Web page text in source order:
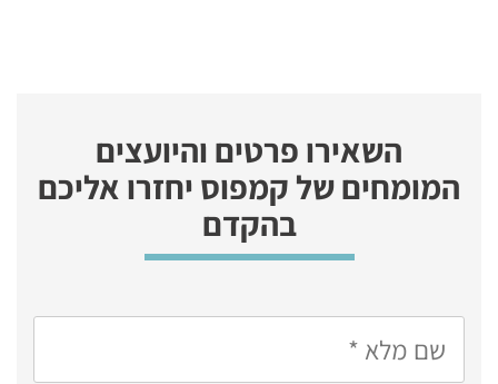
השאירו פרטים והיועצים
המומחים של קמפוס יחזרו אליכם
בהקדם